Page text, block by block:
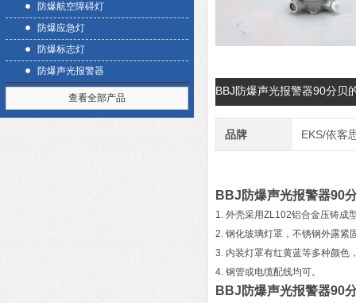
防爆航空障碍灯
防爆应急灯
防爆标志灯
防爆声光报警器
查看全部产品
BBJ防爆声光报警器90分贝
品牌 EKS/依客
BBJ防爆声光报警器90
1. 外壳采用ZL102铝合金压铸成
2. 钢化玻璃灯罩，不锈钢外露紧
3. 内装灯罩有红黄蓝等多种颜色
4. 钢管或电缆配线均可。
BBJ防爆声光报警器90